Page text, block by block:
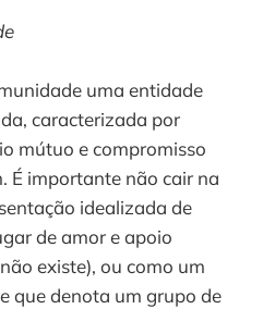
uma entidade
caracterizada por
mútuo e compromisso
É importante não cair na
idealizada de
de amor e apoio
existe), ou como um
que denota um grupo de